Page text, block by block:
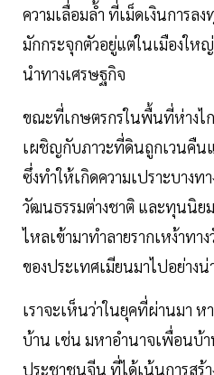
ความเลื่อมล้ำ ที่เม็ดเงินการล
มักกระจุกตัวอยู่แต่ในเมืองใ
นำทางเศรษฐกิจ
ขณะที่เกษตรกรในพื้นที่ห่างไ
เผชิญกับภาวะที่ดินถูกเวนคืน
ซึ่งทำให้เกิดความเปราะบางท
วัฒนธรรมต่างชาติ และทุนนิย
ไหลเข้ามาทำลายรากเหง้าท
ของประเทศเมียนมาไปอย่างน่
เราจะเห็นว่าในยุคที่ผ่านมา
บ้าน เช่น มหาอำนาจเพื่อนบ้า
ประชาชนจีน ที่ได้เน้นการสร้